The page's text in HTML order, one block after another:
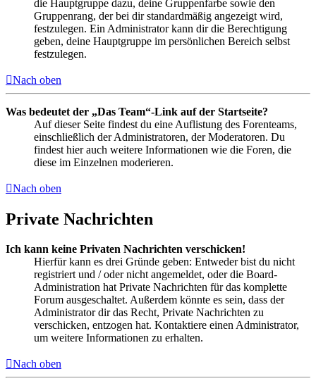
die Hauptgruppe dazu, deine Gruppenfarbe sowie den
Gruppenrang, der bei dir standardmäßig angezeigt wird,
festzulegen. Ein Administrator kann dir die Berechtigung
geben, deine Hauptgruppe im persönlichen Bereich selbst
festzulegen.
Nach oben
Was bedeutet der „Das Team“-Link auf der Startseite?
Auf dieser Seite findest du eine Auflistung des Forenteams,
einschließlich der Administratoren, der Moderatoren. Du
findest hier auch weitere Informationen wie die Foren, die
diese im Einzelnen moderieren.
Nach oben
Private Nachrichten
Ich kann keine Privaten Nachrichten verschicken!
Hierfür kann es drei Gründe geben: Entweder bist du nicht
registriert und / oder nicht angemeldet, oder die Board-
Administration hat Private Nachrichten für das komplette
Forum ausgeschaltet. Außerdem könnte es sein, dass der
Administrator dir das Recht, Private Nachrichten zu
verschicken, entzogen hat. Kontaktiere einen Administrator,
um weitere Informationen zu erhalten.
Nach oben